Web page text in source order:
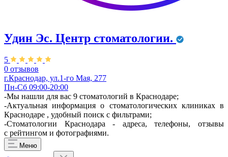
Удин Эс. Центр стоматологии.
5
0 отзывов
г.Краснодар, ул.1-го Мая, 277
Пн-Сб 09:00-20:00
-Мы нашли для вас 9 стоматологий в Краснодаре;
-Актуальная информация о стоматологических клиниках в
Краснодаре , удобный поиск с фильтрами;
-Стоматологии Краснодара - адреса, телефоны, отзывы
с рейтингом и фотографиями.
Меню